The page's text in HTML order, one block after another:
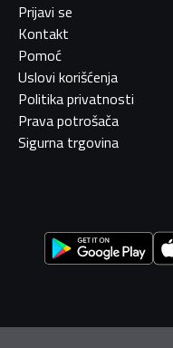
Prijavi se
Kontakt
Pomoć
Uslovi korišćenja
Politika privatnosti
Prava potrošača
Sigurna trgovina